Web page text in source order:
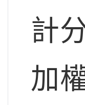
計
加